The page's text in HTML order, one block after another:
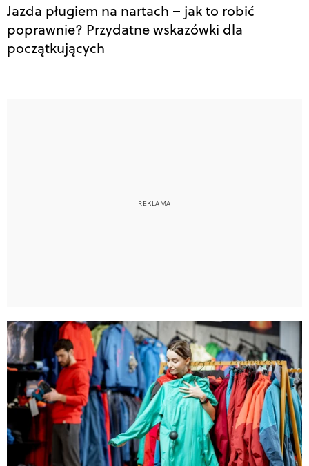
Jazda pługiem na nartach – jak to robić
poprawnie? Przydatne wskazówki dla
początkujących